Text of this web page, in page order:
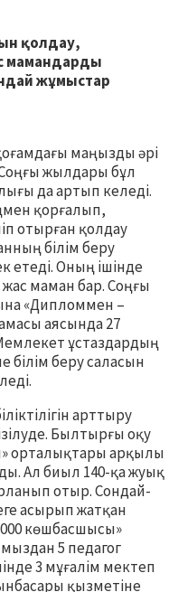
қолдау,
мамандарды
жұмыстар
маңызды әрі
Соңғы жылдары бұл
да артып келеді.
қорғалып,
отырған қолдау
білім беру
етеді. Оның ішінде
жас маман бар. Соңғы
«Дипломмен –
аясында 27
ұстаздардың
білім беру саласын
арттыру
Былтырғы оқу
орталықтары арқылы
Ал биыл 140-қа жуық
отыр. Сондай-
асырып жатқан
көшбасшысы»
5 педагог
3 мұғалім мектеп
қызметіне